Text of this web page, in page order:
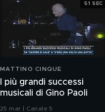
MATTINO CINQUE
I più grandi successi
musicali di Gino Paoli
25 mar | Canale 5
51 SEC